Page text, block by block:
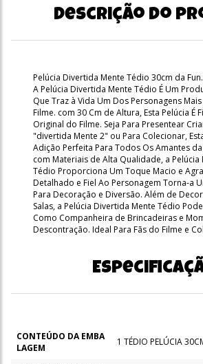
Descrição do
Pelúcia Divertida Mente Tédio 30cm da Fun.
A Pelúcia Divertida Mente Tédio É Um
Que Traz à Vida Um Dos Personagens
Filme. com 30 Cm de Altura, Esta Pelúcia É
Original do Filme. Seja Para Presentear
"divertida Mente 2" ou Para Colecionar,
Adição Perfeita Para Todos Os Amantes
com Materiais de Alta Qualidade, a Pelúcia
Tédio Proporciona Um Toque Macio e
Detalhado e Fiel Ao Personagem Torna-a
Para Decoração e Diversão. Além de
Salas, a Pelúcia Divertida Mente Tédio
Como Companheira de Brincadeiras e
Descontração. Ideal Para Fãs do Filme e
CONTEÚDO DA EMBA
LAGEM
1 TÉDIO PELÚCIA